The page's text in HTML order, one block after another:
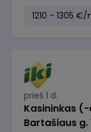
1210 - 1305
prieš 1 d.
Kasininkas
Bartašiaus g.